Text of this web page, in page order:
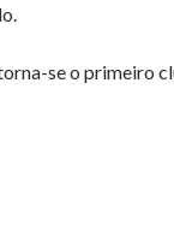
se o primeiro